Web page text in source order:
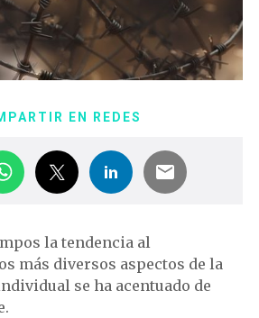
EN REDES
la tendencia al
más diversos aspectos de la
se ha acentuado de